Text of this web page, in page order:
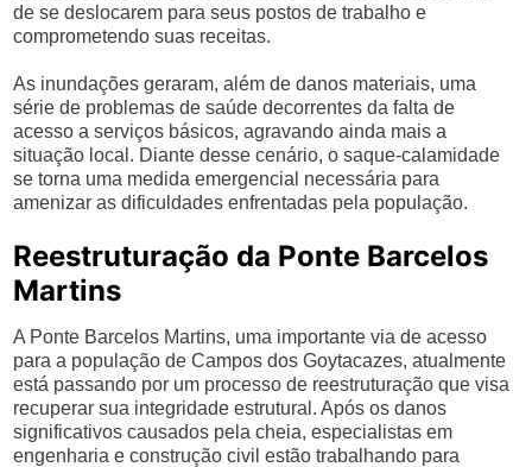
de se deslocarem para seus postos de trabalho e
comprometendo suas receitas.
As inundações geraram, além de danos materiais, uma
série de problemas de saúde decorrentes da falta de
acesso a serviços básicos, agravando ainda mais a
situação local. Diante desse cenário, o saque-calamidade
se torna uma medida emergencial necessária para
amenizar as dificuldades enfrentadas pela população.
Reestruturação da Ponte Barcelos
Martins
A Ponte Barcelos Martins, uma importante via de acesso
para a população de Campos dos Goytacazes, atualmente
está passando por um processo de reestruturação que visa
recuperar sua integridade estrutural. Após os danos
significativos causados pela cheia, especialistas em
engenharia e construção civil estão trabalhando para